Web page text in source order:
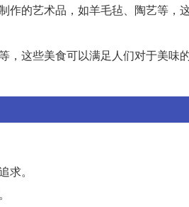
作的艺术品，如羊毛毡、陶艺等，
这些美食可以满足人们对于美味
。